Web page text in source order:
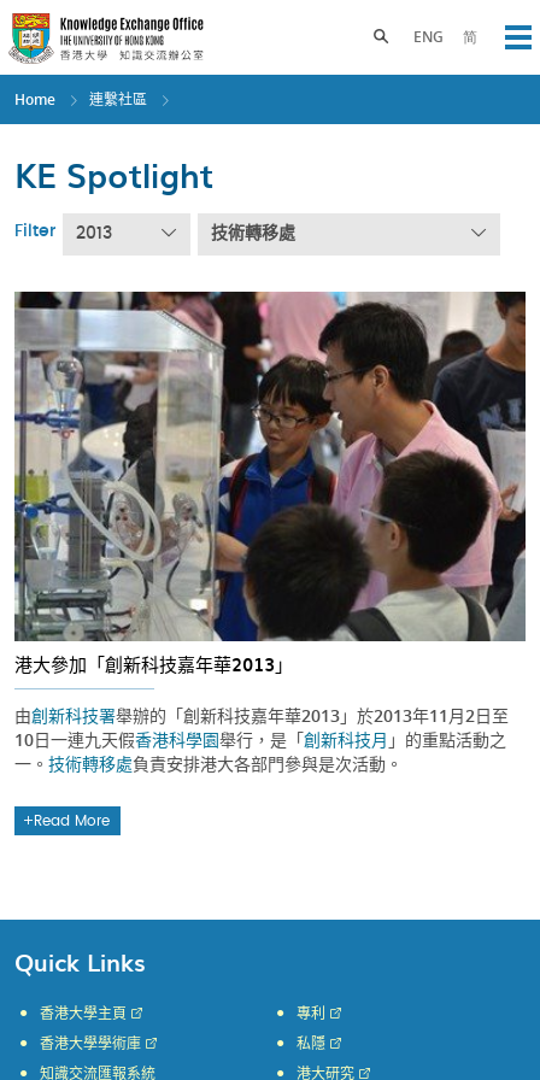
Skip
to
main
content
ENG 简
Toggle search panel
Home 連繫社區
KE Spotlight
Filter 2013 技術轉移處
港大參加「創新科技嘉年華2013」
由創新科技署舉辦的「創新科技嘉年華2013」於2013年11月2日至
10日一連九天假香港科學園舉行，是「創新科技月 」的重點活動之
一。 技術轉移處負責安排港大各部門參與是次活動。
Read More
Quick Links
香港大學主頁
香港大學學術庫
知識交流匯報系統
專利
私隱
港大研究